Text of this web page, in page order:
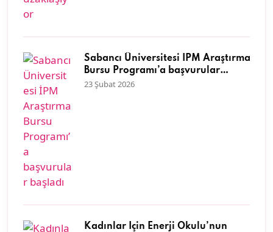
Sabancı Üniversitesi İPM Araştırma
Bursu Programı’a başvurular
başladı
23 Şubat 2026
Kadınlar İçin Enerji Okulu’nun